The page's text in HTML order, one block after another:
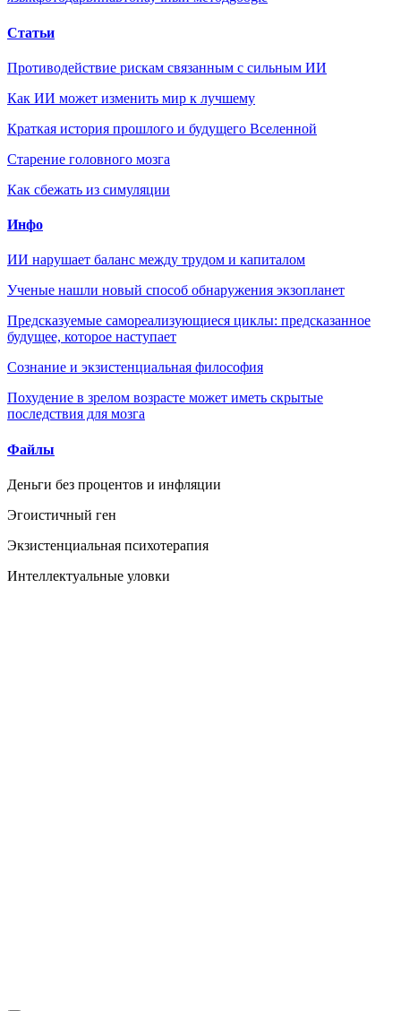
Статьи
Противодействие рискам связанным с сильным ИИ
Как ИИ может изменить мир к лучшему
Краткая история прошлого и будущего Вселенной
Старение головного мозга
Как сбежать из симуляции
Инфо
ИИ нарушает баланс между трудом и капиталом
Ученые нашли новый способ обнаружения экзопланет
Предсказуемые самореализующиеся циклы: предсказанное
будущее, которое наступает
Сознание и экзистенциальная философия
Похудение в зрелом возрасте может иметь скрытые
последствия для мозга
Файлы
Деньги без процентов и инфляции
Эгоистичный ген
Экзистенциальная психотерапия
Интеллектуальные уловки